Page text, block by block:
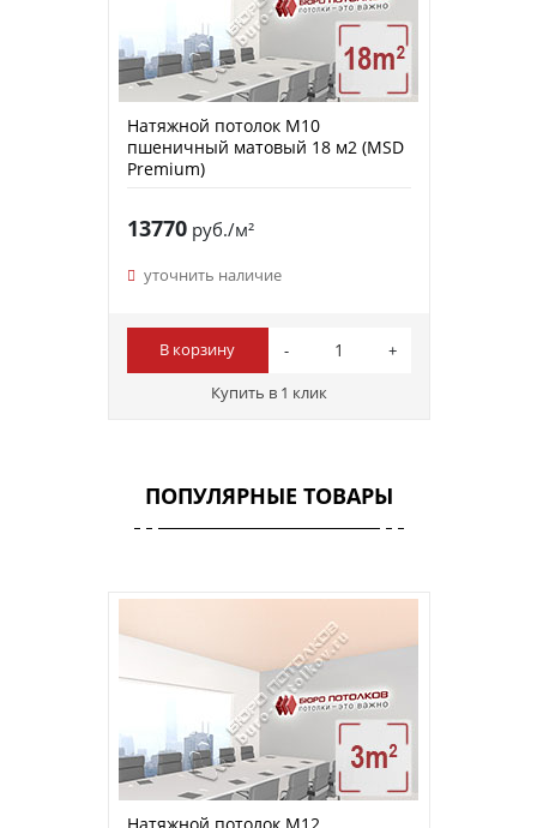
Натяжной потолок M10
пшеничный матовый 18 м2 (MSD
Premium)
13770руб./м²
уточнить наличие
В корзину
Купить в 1 клик
ПОПУЛЯРНЫЕ ТОВАРЫ